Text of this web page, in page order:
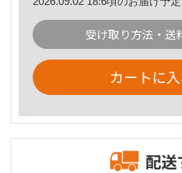
受け取り方法・送
カートに
配送